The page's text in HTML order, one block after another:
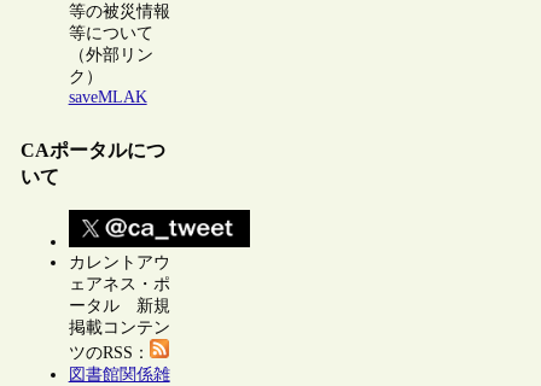
等の被災情報
等について
（外部リン
ク）
saveMLAK
CAポータルにつ
いて
カレントアウ
ェアネス・ポ
ータル 新規
掲載コンテン
ツのRSS：
図書館関係雑